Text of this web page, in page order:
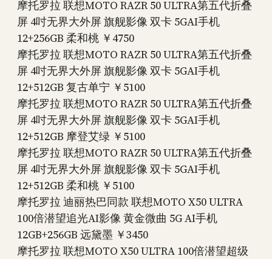
摩托罗拉 联想MOTO RAZR 50 ULTRA第五代折叠
屏 4吋无界大外屏 旗舰影像 双卡 5GAI手机
12+256GB 柔和桃 ￥4750
摩托罗拉 联想MOTO RAZR 50 ULTRA第五代折叠
屏 4吋无界大外屏 旗舰影像 双卡 5GAI手机
12+512GB 复古单宁 ￥5100
摩托罗拉 联想MOTO RAZR 50 ULTRA第五代折叠
屏 4吋无界大外屏 旗舰影像 双卡 5GAI手机
12+512GB 摩登艾绿 ￥5100
摩托罗拉 联想MOTO RAZR 50 ULTRA第五代折叠
屏 4吋无界大外屏 旗舰影像 双卡 5GAI手机
12+512GB 柔和桃 ￥5100
摩托罗拉 迪丽热巴同款 联想MOTO X50 ULTRA
100倍潜望追光AI影像 黄金微曲 5G AI手机
12GB+256GB 远黛墨 ￥3450
摩托罗拉 联想MOTO X50 ULTRA 100倍潜望超级